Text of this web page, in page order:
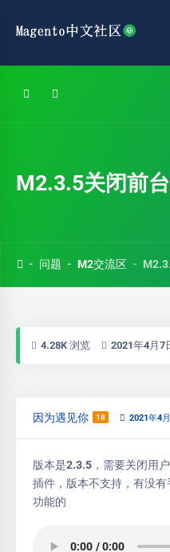
M2.3.5关闭前
问题 M2交流区
4.28K 浏览 2021年4月7
因为遇见你 18 2021年4
版本是2.3.5，需要关闭用
插件，版本不支持，有没
功能的